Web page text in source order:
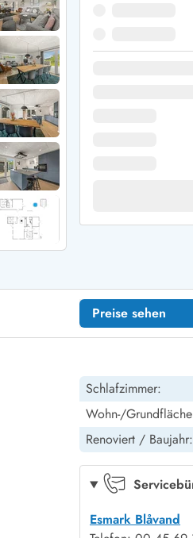
Fjord
Klit
Strand
Husby
Preise sehen
Schlafzimmer:
Wohn-/
Renoviert / Baujahr:
Esmark Blåvand